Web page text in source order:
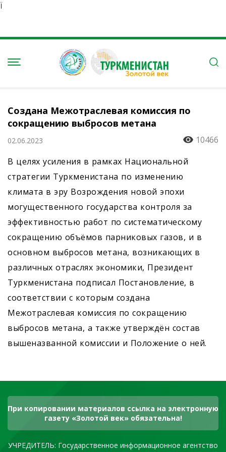
Ï
Создана Межотраслевая комиссия по
сокращению выбросов метана
02.06.2023
10466
В целях усиления в рамках Национальной
стратегии Туркменистана по изменению
климата в эру Возрождения новой эпохи
могущественного государства контроля за
эффективностью работ по систематическому
сокращению объёмов парниковых газов, и в
основном выбросов метана, возникающих в
различных отраслях экономики, Президент
Туркменистана подписал Постановление, в
соответствии с которым создана
Межотраслевая комиссия по сокращению
выбросов метана, а также утверждён состав
вышеназванной комиссии и Положение о ней.
При копировании материалов ссылка на электронную
газету «Золотой век» обязательна!
УЧРЕДИТЕЛЬ: Государственное информационное агентство